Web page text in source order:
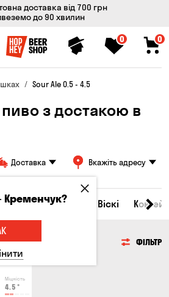
доставка від 700 грн
до 90 хвилин
0 0
Sour Ale 0.5 - 4.5
з достакою в
Доставка Вкажіть адресу
Сидр Вино Віскі
ФІЛЬТР
Міцність
4.5 °
Кременчук?